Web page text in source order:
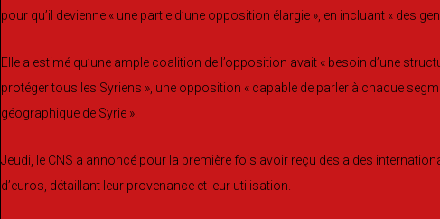
pour qu’il devienne « une partie d’une opposition élargie », en incluant « des
Elle a estimé qu’une ample coalition de l’opposition avait « besoin d’une
protéger tous les Syriens », une opposition « capable de parler à chaque
géographique de Syrie ».
Jeudi, le CNS a annoncé pour la première fois avoir reçu des aides
d’euros, détaillant leur provenance et leur utilisation.